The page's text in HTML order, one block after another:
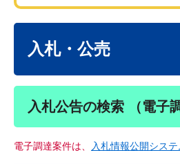
入札・公売
入札公告の検索 （電子
電子調達案件は、 入札情報公開システ